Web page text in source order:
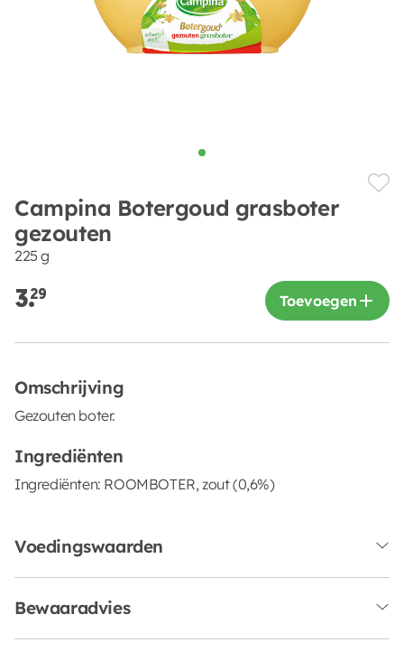
Campina Botergoud grasboter
gezouten
225 g
3.29 Toevoegen
Omschrijving
Gezouten boter.
Ingrediënten
Ingrediënten: ROOMBOTER, zout (0,6%)
Voedingswaarden
Bewaaradvies